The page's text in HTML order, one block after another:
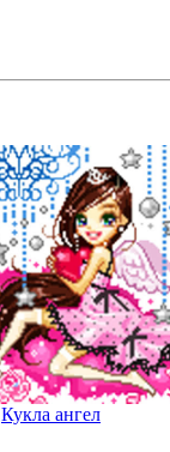
Кукла ангел